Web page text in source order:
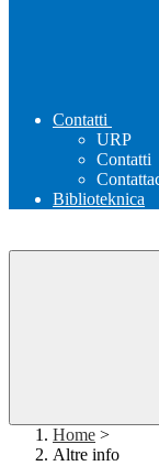
Contatti
URP
Contatti
Biblioteknica
Home >
Altre info